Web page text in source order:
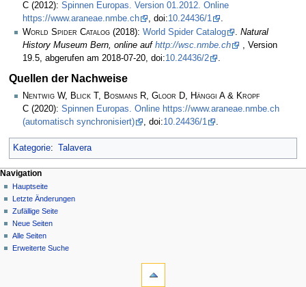
C (2012): Spinnen Europas. Version 01.2012. Online
https://www.araneae.nmbe.ch
, doi:10.24436/1
.
World Spider Catalog (2018): World Spider Catalog . Natural
History Museum Bern, online auf http://wsc.nmbe.ch
, Version
19.5, abgerufen am 2018-07-20, doi:10.24436/2 .
Quellen der Nachweise
Nentwig W, Blick T, Bosmans R, Gloor D, Hänggi A & Kropf
C (2020): Spinnen Europas. Online https://www.araneae.nmbe.ch
(automatisch synchronisiert)
, doi:10.24436/1 .
Kategorie: Talavera
Navigation
Hauptseite
Letzte Änderungen
Zufällige Seite
Neue Seiten
Alle Seiten
Erweiterte Suche